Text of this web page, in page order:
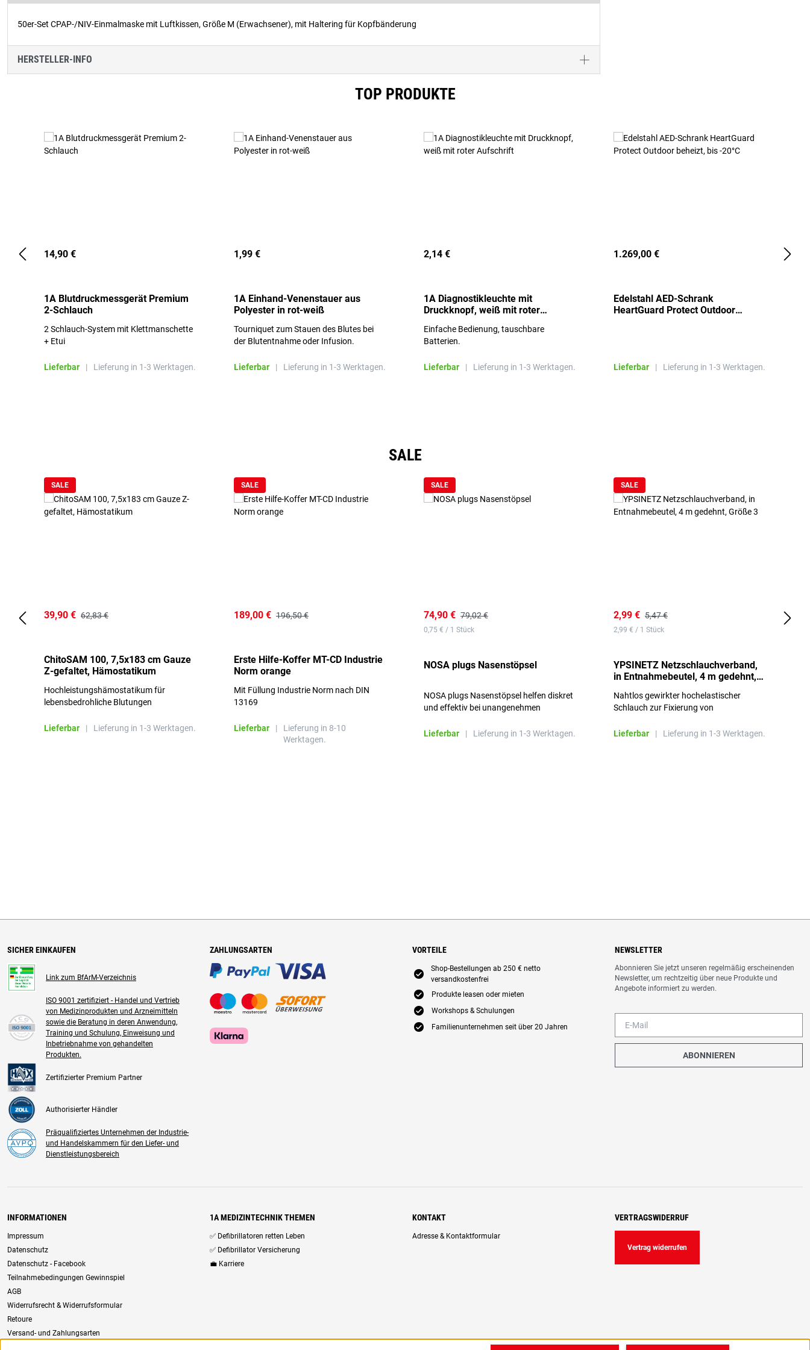
50er-Set CPAP-/NIV-Einmalmaske mit Luftkissen, Größe M (Erwachsener), mit Haltering für Kopfbänderung
HERSTELLER-INFO
TOP PRODUKTE
14,90 €
1A Blutdruckmessgerät Premium
2-Schlauch
2 Schlauch-System mit Klettmanschette
+ Etui
Lieferbar | Lieferung in 1-3 Werktagen.
1,99 €
1A Einhand-Venenstauer aus
Polyester in rot-weiß
Tourniquet zum Stauen des Blutes bei
der Blutentnahme oder Infusion.
Lieferbar | Lieferung in 1-3 Werktagen.
2,14 €
1A Diagnostikleuchte mit
Druckknopf, weiß mit roter
Einfache Bedienung, tauschbare
Batterien.
Lieferbar | Lieferung in 1-3 Werktagen.
1.269,00 €
Edelstahl AED-Schrank
HeartGuard Protect Outdoor
Lieferbar | Lieferung in 1-3 Werktagen.
SALE
SALE
39,90 € 62,83 €
ChitoSAM 100, 7,5x183 cm Gauze
Z-gefaltet, Hämostatikum
Hochleistungshämostatikum für
lebensbedrohliche Blutungen
Lieferbar | Lieferung in 1-3 Werktagen.
SALE
189,00 € 196,50 €
Erste Hilfe-Koffer MT-CD Industrie
Norm orange
Mit Füllung Industrie Norm nach DIN
13169
Lieferbar |
Lieferung in 8-10
Werktagen.
SALE
74,90 € 79,02 €
0,75 € / 1 Stück
NOSA plugs Nasenstöpsel
NOSA plugs Nasenstöpsel helfen diskret
und effektiv bei unangenehmen
beeinträchtigen.
Lieferbar | Lieferung in 1-3 Werktagen.
SALE
2,99 € 5,47 €
2,99 € / 1 Stück
YPSINETZ Netzschlauchverband,
in Entnahmebeutel, 4 m gedehnt,
Nahtlos gewirkter hochelastischer
Schlauch zur Fixierung von
Lieferbar
| Lieferung in 1-3 Werktagen.
SICHER EINKAUFEN
Link zum BfArM-Verzeichnis
ISO 9001 zertifiziert - Handel und Vertrieb
von Medizinprodukten und Arzneimitteln
sowie die Beratung in deren Anwendung,
Training und Schulung, Einweisung und
Inbetriebnahme von gehandelten
Produkten.
Zertifizierter Premium Partner
Authorisierter Händler
Präqualifiziertes Unternehmen der Industrie-
und Handelskammern für den Liefer- und
Dienstleistungsbereich
ZAHLUNGSARTEN VORTEILE
E
Shop-Bestellungen ab 250 € netto
versandkostenfrei
E Produkte leasen oder mieten
E Workshops & Schulungen
E Familienunternehmen seit über 20 Jahren
NEWSLETTER
Abonnieren Sie jetzt unseren regelmäßig erscheinenden
Newsletter, um rechtzeitig über neue Produkte und
Angebote informiert zu werden.
ABONNIEREN
INFORMATIONEN
Impressum
Datenschutz
Datenschutz - Facebook
Teilnahmebedingungen Gewinnspiel
AGB
Widerrufsrecht & Widerrufsformular
Retoure
Versand- und Zahlungsarten
1A MEDIZINTECHNIK THEMEN
✅ Defibrillatoren retten Leben
✅ Defibrillator Versicherung
💼 Karriere
KONTAKT
Adresse & Kontaktformular
VERTRAGSWIDERRUF
Vertrag widerrufen